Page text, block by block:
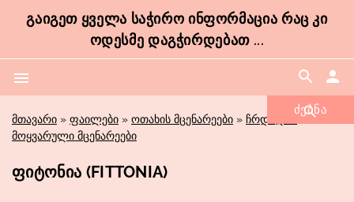
ᲒᲐᲘᲒᲔᲗ ᲧᲕᲔᲚᲐ ᲡᲐᲭᲘᲠᲝ ᲘᲜᲤᲝᲠᲛᲐᲪᲘᲐ ᲠᲐᲪ ᲙᲘ
ᲝᲓᲔᲡᲛᲔ ᲓᲐᲒᲭᲘᲠᲓᲔᲑᲐᲗ ...
menu person
search
მთავარი » ფაილები » ოთახის მცენარეები » ჩრდილის
მოყვარული მცენარეები
ᲤᲘᲢᲝᲜᲘᲐ (FITTONIA)